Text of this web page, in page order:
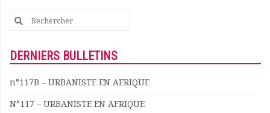
Evénements
Publications et rapports
Documents
Les adhérents
Annuaire
Forum
Search
for:
DERNIERS BULLETINS
n°117B – URBANISTE EN AFRIQUE
N°117 – URBANISTE EN AFRIQUE